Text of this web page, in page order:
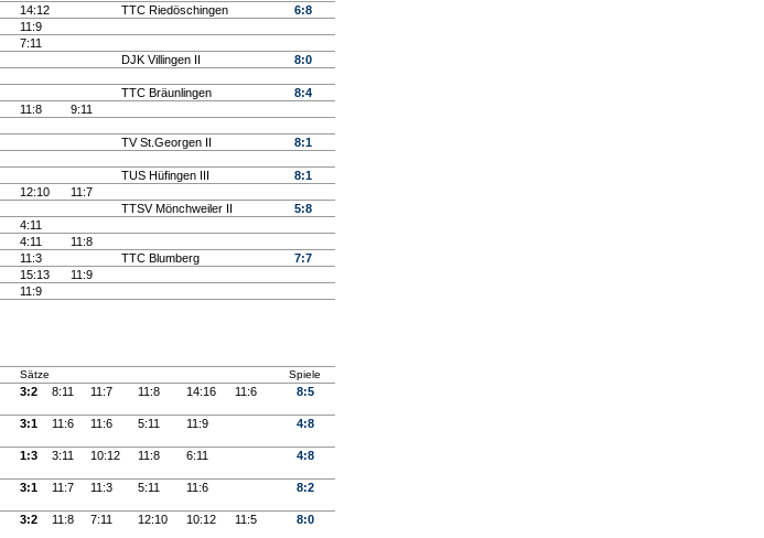
14:12 TTC Riedöschingen
6:8
11:9
7:11
DJK Villingen II
8:0
TTC Bräunlingen
8:4
11:8
9:11
TV St.Georgen II
8:1
TUS Hüfingen III
8:1
12:10
11:7
TTSV Mönchweiler II
5:8
4:11
4:11
11:8
11:3 TTC Blumberg
7:7
15:13
11:9
11:9
Sätze Spiele
3:2 8:11 11:7 11:8 14:16 11:6 8:5
3:1 11:6 11:6 5:11 11:9 4:8
1:3 3:11 10:12 11:8 6:11 4:8
3:1 11:7 11:3 5:11 11:6 8:2
3:2 11:8 7:11 12:10 10:12 11:5 8:0